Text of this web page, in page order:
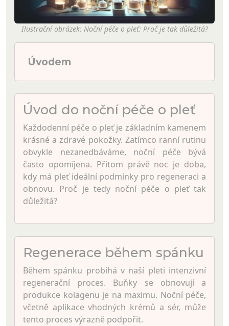
Ilustrační obrázek: Noční péče o pleť: Proč je tak důležitá?
Úvodem
Úvod do noční péče o pleť
Každodenní péče o pleť je základním kamenem
krásné a zdravé pokožky. Zatímco ranní rutinu
obvykle nezanedbáváme, noční péče bývá
často opomíjena. Přitom právě noc je doba,
kdy má pleť ideální podmínky pro regeneraci a
obnovu. Proč je tedy noční péče o pleť tak
důležitá?
Regenerace během spánku
Během spánku probíhá v naší pleti intenzivní
regenerační proces. Buňky se obnovují a
produkce kolagenu je na maximu. Noční péče,
včetně aplikace vhodných krémů a sér, může
tento proces výrazně podpořit.